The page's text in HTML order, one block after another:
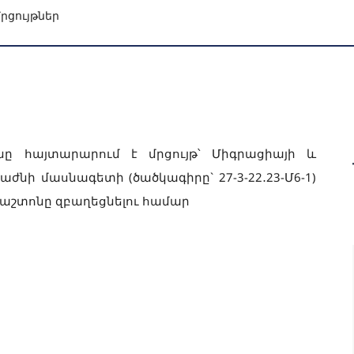
հայտարարում է մրցույթ՝ Միգրացիայի և
մասնագետի (ծածկագիրը` 27-3-22․23-Մ6-1)
զբաղեցնելու համար